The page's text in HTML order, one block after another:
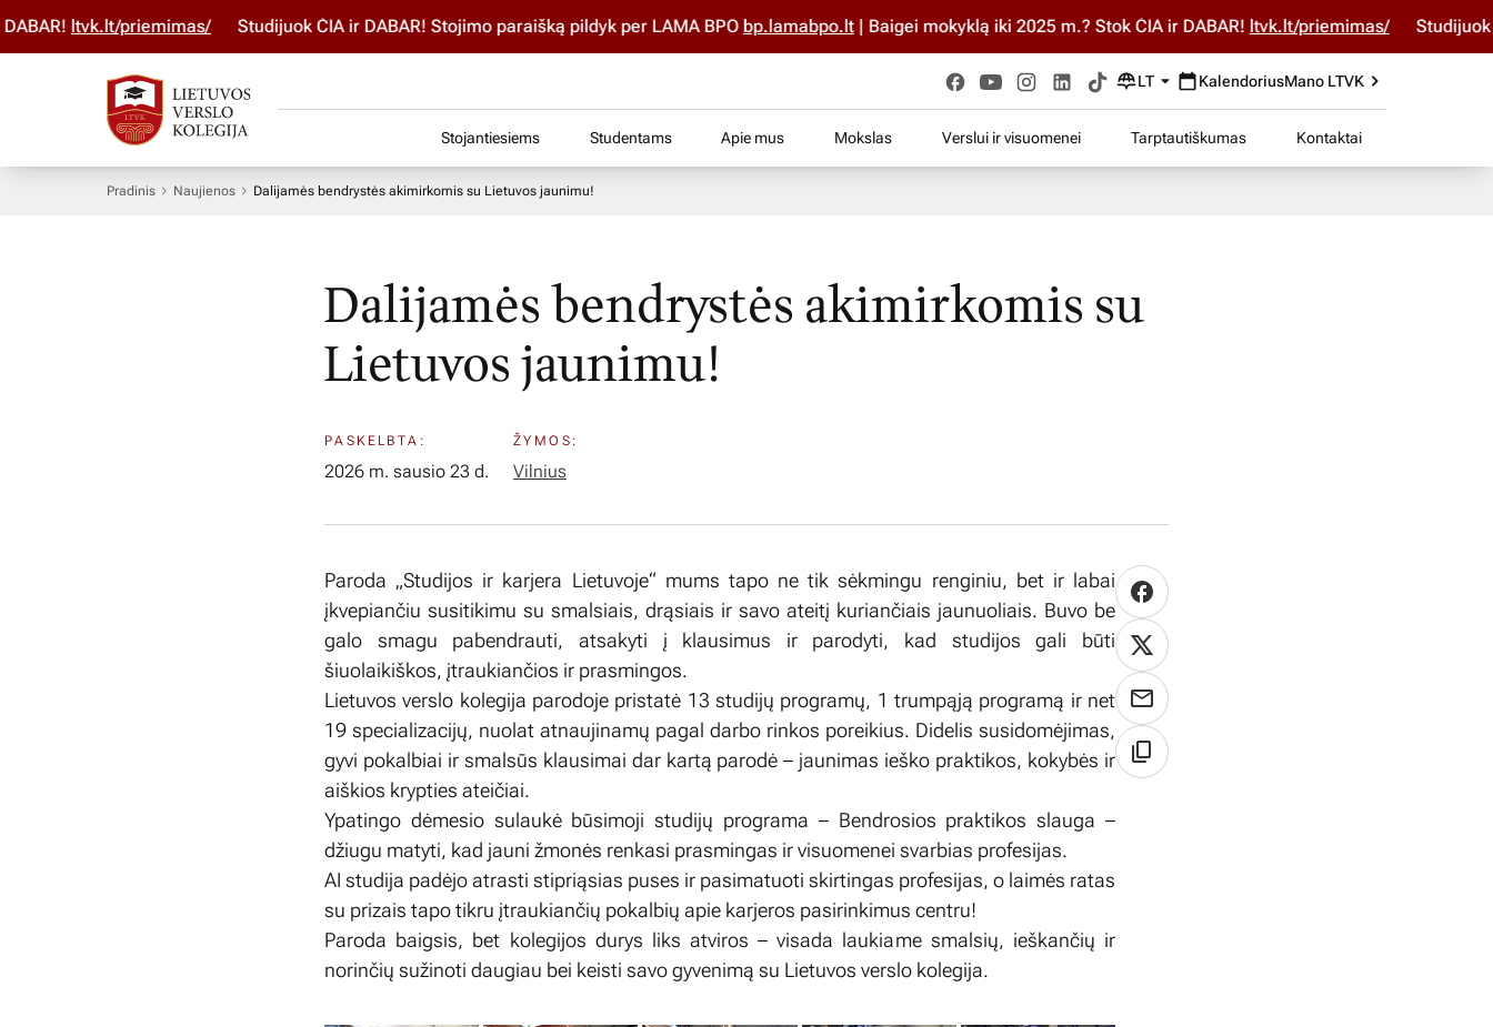
ltvk.lt/priemimas/ Studijuok ČIA ir DABAR! Stojimo paraišką pildyk per LAMA BPO bp.lamabpo.lt| Baigei mokyklą iki 2025 m.? Stok ČIA ir DABAR!ltvk.lt/priemimas/ Studijuok ČIA
LT KalendoriusMano LTVK
Stojantiesiems Studentams Apie mus Mokslas Verslui ir visuomenei Tarptautiškumas Kontaktai
Pradinis Naujienos Dalijamės bendrystės akimirkomis su Lietuvos jaunimu!
Dalijamės bendrystės akimirkomis su
Lietuvos jaunimu!
PASKELBTA:
2026 m. sausio 23 d.
ŽYMOS:
Vilnius
Paroda „Studijos ir karjera Lietuvoje“ mums tapo ne tik sėkmingu renginiu, bet ir labai
įkvepiančiu susitikimu su smalsiais, drąsiais ir savo ateitį kuriančiais jaunuoliais. Buvo be
galo smagu pabendrauti, atsakyti į klausimus ir parodyti, kad studijos gali būti
šiuolaikiškos, įtraukiančios ir prasmingos.
Lietuvos verslo kolegija parodoje pristatė 13 studijų programų, 1 trumpąją programą ir net
19 specializacijų, nuolat atnaujinamų pagal darbo rinkos poreikius. Didelis susidomėjimas,
gyvi pokalbiai ir smalsūs klausimai dar kartą parodė – jaunimas ieško praktikos, kokybės ir
aiškios krypties ateičiai.
Ypatingo dėmesio sulaukė būsimoji studijų programa – Bendrosios praktikos slauga –
džiugu matyti, kad jauni žmonės renkasi prasmingas ir visuomenei svarbias profesijas.
AI studija padėjo atrasti stipriąsias puses ir pasimatuoti skirtingas profesijas, o laimės ratas
su prizais tapo tikru įtraukiančių pokalbių apie karjeros pasirinkimus centru!
Paroda baigsis, bet kolegijos durys liks atviros – visada laukiame smalsių, ieškančių ir
norinčių sužinoti daugiau bei keisti savo gyvenimą su Lietuvos verslo kolegija.